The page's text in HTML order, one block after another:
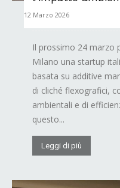
12 Marzo 2026
Il prossimo 24 marzo
Milano una startup
basata su additive
di cliché flexografici,
ambientali e di
questo...
Leggi di più